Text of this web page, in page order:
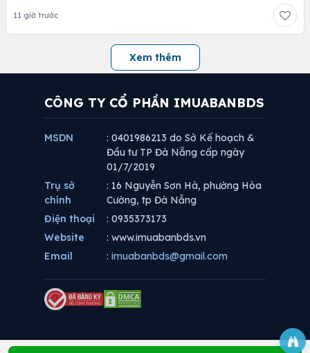
11 giờ trước
Xem thêm
CÔNG TY CỔ PHẦN IMUABANBDS
MSDN
: 0401986213 do Sở Kế hoạch &
Đầu tư TP Đà Nẵng cấp ngày
01/7/2019
Trụ sở
chính
: 16 Nguyễn Sơn Hà, phường Hòa
Cường, tp Đà Nẵng
Điện thoại
: 0935373173
Website
: www.imuabanbds.vn
Email
: imuabanbds@gmail.com